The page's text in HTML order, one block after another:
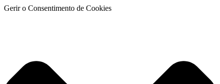
Gerir o Consentimento de Cookies